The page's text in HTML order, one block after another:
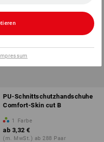
PU-Schnittschutzhandschuhe
Comfort-Skin cut B
1 Farbe
ab 3,32 €
(m. MwSt.) ab 288 Paar